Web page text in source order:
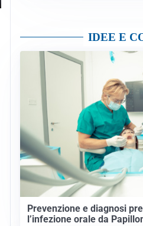
IDEE E
Prevenzione e diagnosi
l’infezione orale da